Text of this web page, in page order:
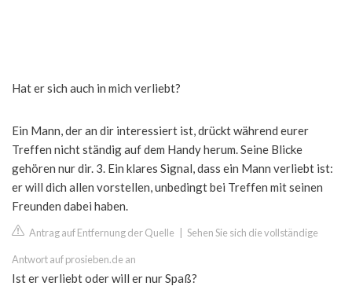
Hat er sich auch in mich verliebt?
Ein Mann, der an dir interessiert ist, drückt während eurer
Treffen nicht ständig auf dem Handy herum. Seine Blicke
gehören nur dir. 3. Ein klares Signal, dass ein Mann verliebt ist:
er will dich allen vorstellen, unbedingt bei Treffen mit seinen
Freunden dabei haben.
Antrag auf Entfernung der Quelle Sehen Sie sich die vollständige
Antwort auf prosieben.de an
Ist er verliebt oder will er nur Spaß?